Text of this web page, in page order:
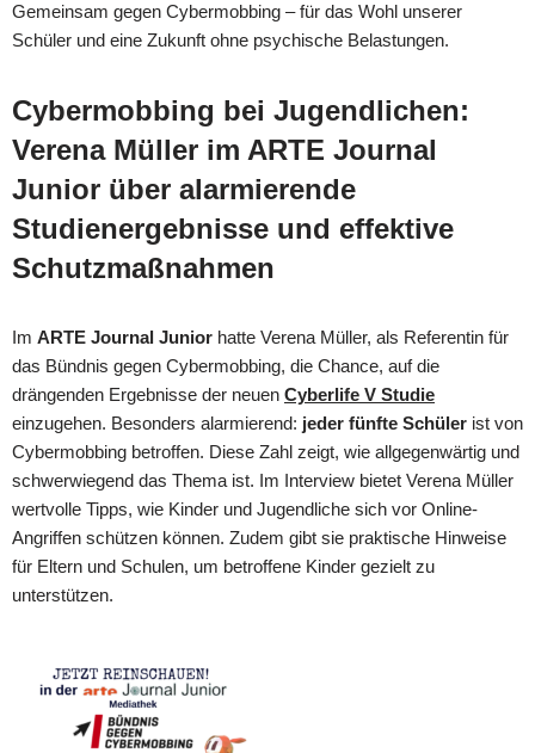
Gemeinsam gegen Cybermobbing – für das Wohl unserer
Schüler und eine Zukunft ohne psychische Belastungen.
Cybermobbing bei Jugendlichen:
Verena Müller im ARTE Journal
Junior über alarmierende
Studienergebnisse und effektive
Schutzmaßnahmen
Im ARTE Journal Junior hatte Verena Müller, als Referentin für
das Bündnis gegen Cybermobbing, die Chance, auf die
drängenden Ergebnisse der neuen Cyberlife V Studie
einzugehen. Besonders alarmierend: jeder fünfte Schüler ist von
Cybermobbing betroffen. Diese Zahl zeigt, wie allgegenwärtig und
schwerwiegend das Thema ist. Im Interview bietet Verena Müller
wertvolle Tipps, wie Kinder und Jugendliche sich vor Online-
Angriffen schützen können. Zudem gibt sie praktische Hinweise
für Eltern und Schulen, um betroffene Kinder gezielt zu
unterstützen.